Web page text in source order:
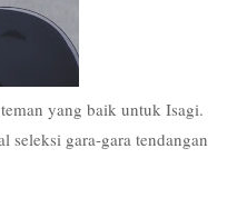
yang baik untuk Isagi.
gara-gara tendangan